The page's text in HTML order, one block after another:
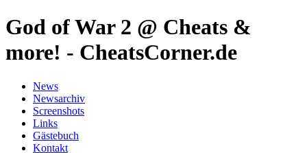
God of War 2 @ Cheats &
more! - CheatsCorner.de
News
Newsarchiv
Screenshots
Links
Gästebuch
Kontakt